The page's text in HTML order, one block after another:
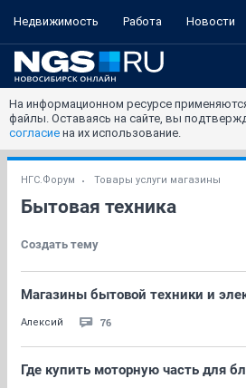
Недвижимость Работа Новости
На информационном ресурсе
файлы. Оставаясь на сайте, вы
согласие на их использование.
НГС.Форум Товары услуги магазины
Бытовая техника
Создать тему
Магазины бытовой техники и
Алексий 76
Где купить моторную часть для